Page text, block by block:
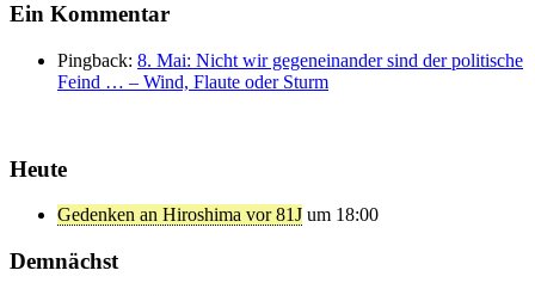
Ein Kommentar
Pingback: 8. Mai: Nicht wir gegeneinander sind der politische
Feind … – Wind, Flaute oder Sturm
Heute
Gedenken an Hiroshima vor 81J um 18:00
Demnächst